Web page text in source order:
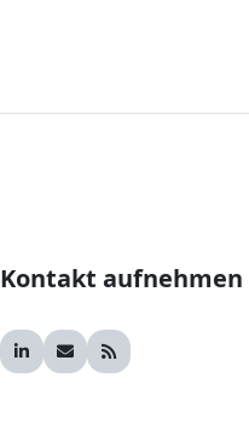
Kontakt aufnehmen